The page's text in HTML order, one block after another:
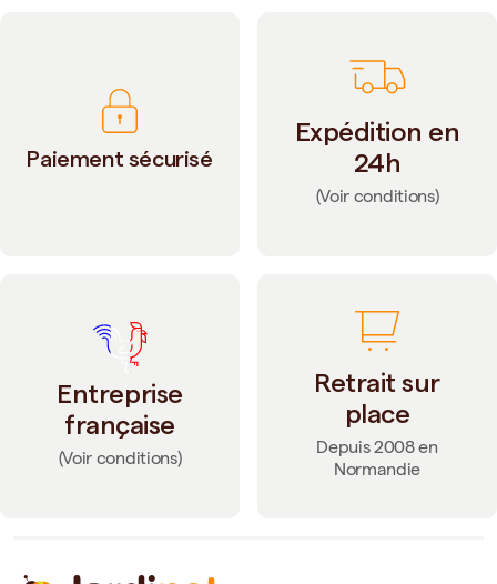
Paiement sécurisé
Expédition en
24h
(Voir conditions)
Entreprise
française
(Voir conditions)
Retrait sur
place
Depuis 2008 en
Normandie